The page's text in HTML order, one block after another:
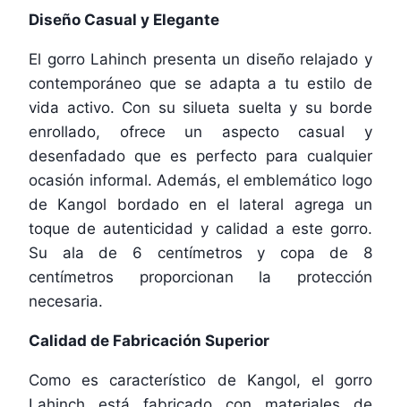
Diseño Casual y Elegante
El gorro Lahinch presenta un diseño relajado y
contemporáneo que se adapta a tu estilo de
vida activo. Con su silueta suelta y su borde
enrollado, ofrece un aspecto casual y
desenfadado que es perfecto para cualquier
ocasión informal. Además, el emblemático logo
de Kangol bordado en el lateral agrega un
toque de autenticidad y calidad a este gorro.
Su ala de 6 centímetros y copa de 8
centímetros proporcionan la protección
necesaria.
Calidad de Fabricación Superior
Como es característico de Kangol, el gorro